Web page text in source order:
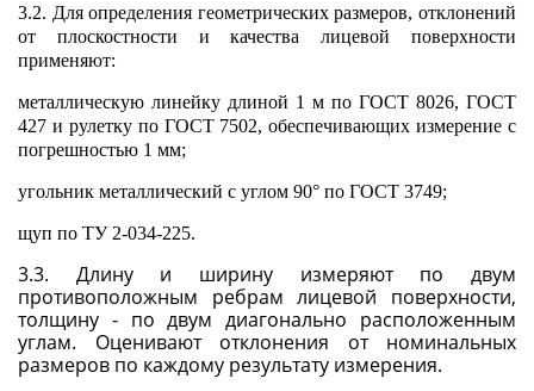
3.2. Для определения геометрических размеров, отклонений
от плоскостности и качества лицевой поверхности
применяют:
металлическую линейку длиной 1 м по ГОСТ 8026, ГОСТ
427 и рулетку по ГОСТ 7502, обеспечивающих измерение с
погрешностью 1 мм;
угольник металлический с углом 90° по ГОСТ 3749;
щуп по ТУ 2-034-225.
3.3. Длину и ширину измеряют по двум
противоположным ребрам лицевой поверхности,
толщину - по двум диагонально расположенным
углам. Оценивают отклонения от номинальных
размеров по каждому результату измерения.